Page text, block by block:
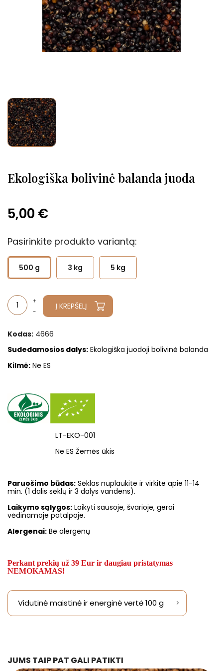
Ekologiška bolivinė balanda juoda
5,00 €
Pasirinkite produkto variantą:
500 g 3 kg 5 kg
Į KREPŠELĮ
Kodas: 4666
Sudedamosios dalys: Ekologiška juodoji bolivinė balanda
Kilmė: Ne ES
LT-EKO-001
Ne ES Žemės ūkis
Paruošimo būdas: Sėklas nuplaukite ir virkite apie 11-14
min. (1 dalis sėklų ir 3 dalys vandens).
Laikymo sąlygos: Laikyti sausoje, švarioje, gerai
vėdinamoje patalpoje.
Alergenai: Be alergenų
Perkant prekių už 39 Eur ir daugiau pristatymas
NEMOKAMAS!
Vidutinė maistinė ir energinė vertė 100 g
JUMS TAIP PAT GALI PATIKTI